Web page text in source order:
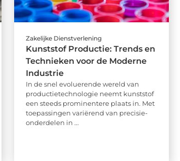
Zakelijke Dienstverlening
Kunststof Productie: Trends en
Technieken voor de Moderne
Industrie
In de snel evoluerende wereld van
productietechnologie neemt kunststof
een steeds prominentere plaats in. Met
toepassingen variërend van precisie-
onderdelen in ...